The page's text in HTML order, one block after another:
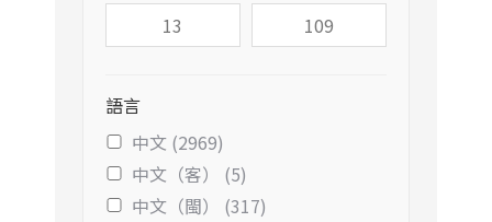
語言
中文 (2969)
中文（客） (5)
中文（閩） (317)